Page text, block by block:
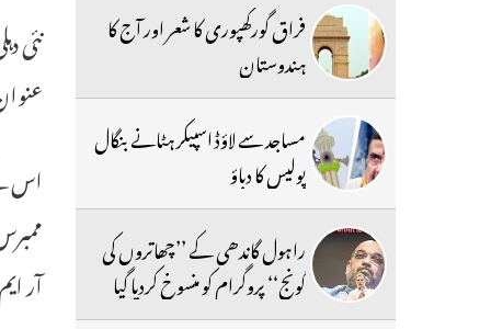
نئی
اس
آر ایم
فراق گورکھپوری کا شعر اور آج کا
ہندوستان
مساجد سے لاؤڈ اسپیکر ہٹانے بنگال
پولیس کا دباؤ
راہول گاندھی کے ’’چھاتروں کی
گونج‘‘ پروگرام کو منسوخ کردیا گیا